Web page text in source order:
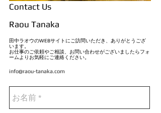
Contact Us
Raou Tanaka
田中ラオウのWEBサイトにご訪問いただき、ありがとうござ
います。
お仕事のご依頼やご相談、お問い合わせがございましたらフォ
ームよりお気軽にご連絡ください。
info@raou-tanaka.com